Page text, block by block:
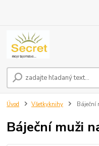
Úvod Všetkyknihy Báječní
Báječní muži